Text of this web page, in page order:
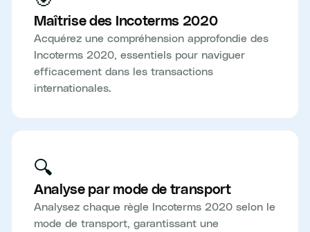
Maîtrise des Incoterms 2020
Acquérez une compréhension approfondie des
Incoterms 2020, essentiels pour naviguer
efficacement dans les transactions
internationales.
🔍
Analyse par mode de transport
Analysez chaque règle Incoterms 2020 selon le
mode de transport, garantissant une